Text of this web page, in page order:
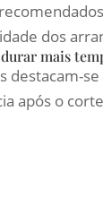
dos
mais
destacam-se
após o